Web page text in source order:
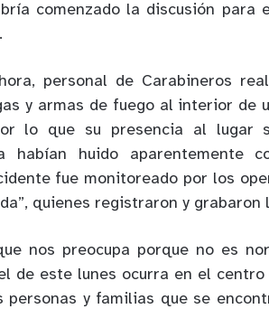
comenzado la discusión para
personal de Carabineros
y armas de fuego al interior de
lo que su presencia al lugar
habían huido aparentemente
fue monitoreado por los
quienes registraron y grabaron
nos preocupa porque no es
de este lunes ocurra en el
personas y familias que se